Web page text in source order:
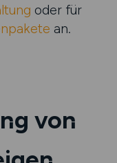
oder für
an.
von